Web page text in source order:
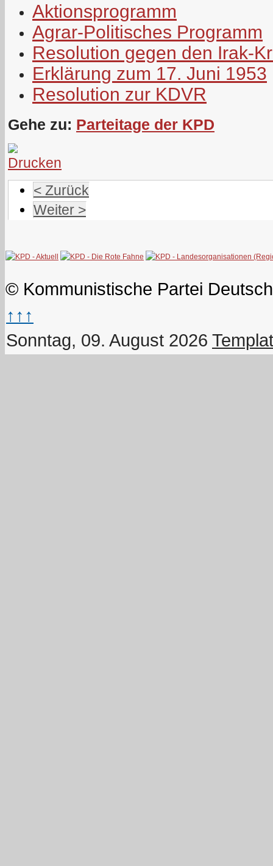
Aktionsprogramm
Agrar-Politisches Programm
Resolution gegen den Irak-
Erklärung zum 17. Juni 1953
Resolution zur KDVR
Gehe zu: Parteitage der KPD
< Zurück
Weiter >
© Kommunistische Partei
↑↑↑
Sonntag, 09. August 2026